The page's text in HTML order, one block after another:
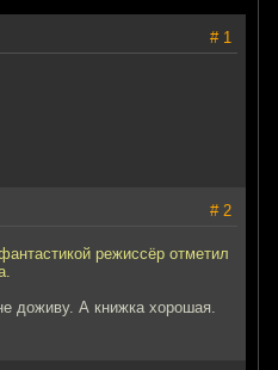
# 1
# 2
режиссёр отметил
доживу. А книжка хорошая.